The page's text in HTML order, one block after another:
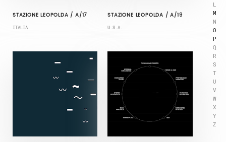
L
M
N
O
P
Q
R
S
T
U
V
W
X
Y
Z
STAZIONE LEOPOLDA / A/17
ITALIA
STAZIONE LEOPOLDA / A/19
U.S.A.